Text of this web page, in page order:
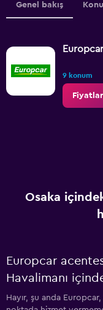
Genel bakış
Europcar
9 konum
Osaka
Europcar
Havalimanı
Hayır, şu anda